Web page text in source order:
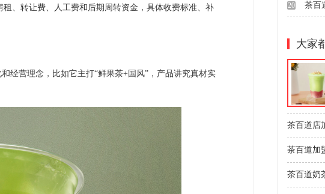
、转让费、人工费和后期周转资金，具体收费标准、补
营理念，比如它主打“鲜果茶+国风”，产品讲究真材实
20
大家